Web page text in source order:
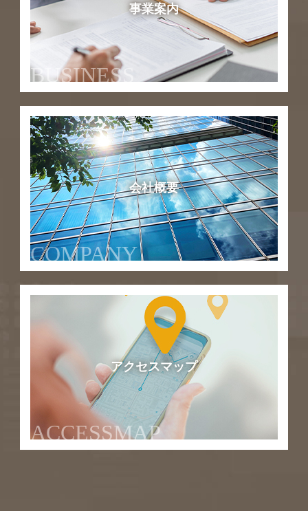
事業案内
BUSINESS
会社概要
COMPANY
アクセスマップ
ACCESSMAP